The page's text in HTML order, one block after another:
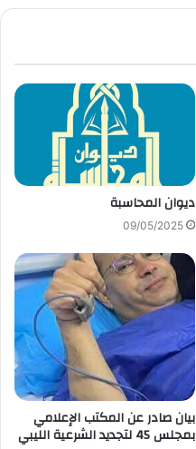
ديوان المحاسبة
09/05/2025
بيان صادر عن المكتب الإعلامي
بمجلس 45 لتجديد الشرعية الليبي